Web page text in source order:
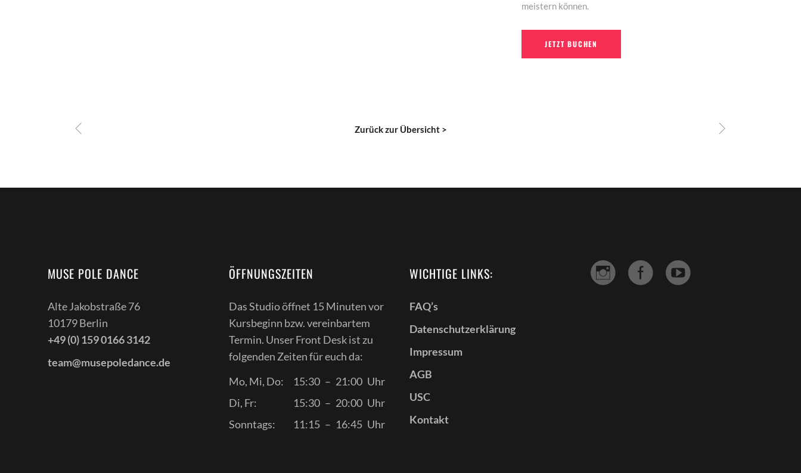
meistern können.
JETZT BUCHEN
MUSE POLE DANCE
Alte Jakobstraße 76
10179 Berlin
+49 (0) 159 0166 3142
team@musepoledance.de
ÖFFNUNGSZEITEN
Das Studio öffnet 15 Minuten vor
Kursbeginn bzw. vereinbartem
Termin. Unser Front Desk ist zu
folgenden Zeiten für euch da:
Mo, Mi, Do:
15:30 – 21:00 Uhr
Di, Fr:
15:30 – 20:00 Uhr
Sonntags:
11:15 – 16:45 Uhr
WICHTIGE LINKS:
FAQ’s
Datenschutzerklärung
Impressum
AGB
USC
Kontakt